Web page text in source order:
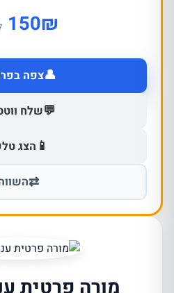
₪
150
👤צפה
💬שלח
📱 הצג
⇄